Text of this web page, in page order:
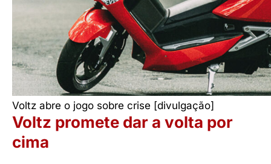
Voltz abre o jogo sobre crise [divulgação]
Voltz promete dar a volta por
cima